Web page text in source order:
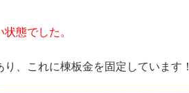
態でした。
、これに棟板金を固定しています！